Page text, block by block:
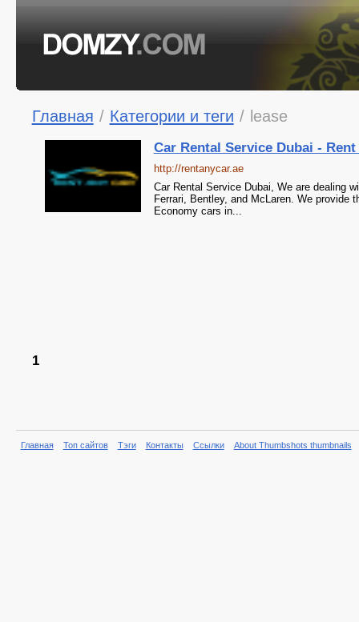
Главная / Категории и теги / lease
Car Rental Service Dubai -
http://rentanycar.ae
Car Rental Service Dubai, We are dealing
Ferrari, Bentley, and McLaren. We
Economy cars in...
1
Главная Топ сайтов Тэги Контакты Ссылки About Thumbshots thumbnails